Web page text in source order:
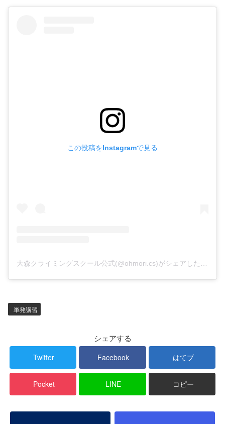
この投稿をInstagramで見る
単発講習
シェアする
Twitter Facebook はてブ
Pocket LINE コピー